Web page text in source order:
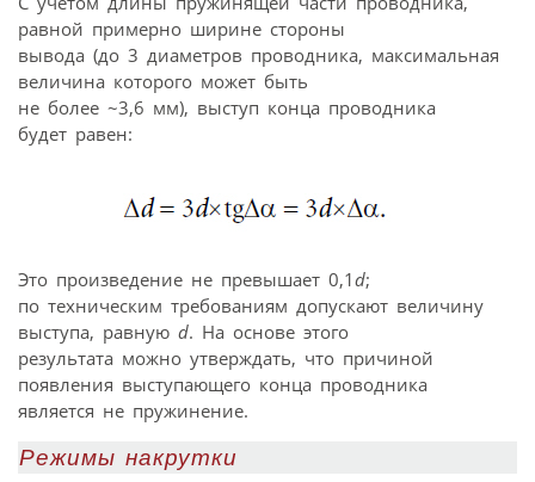
равной примерно ширине стороны
вывода (до 3 диаметров проводника, максимальная
величина которого может быть
не более ~3,6 мм), выступ конца проводника
будет равен:
Это произведение не превышает 0,1d;
по техническим требованиям допускают величину
выступа, равную d. На основе этого
результата можно утверждать, что причиной
появления выступающего конца проводника
является не пружинение.
Режимы накрутки